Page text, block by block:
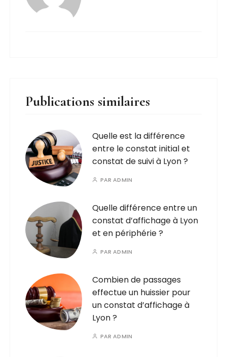
Publications similaires
Quelle est la différence
entre le constat initial et
constat de suivi à Lyon ?
PARADMIN
Quelle différence entre un
constat d’affichage à Lyon
et en périphérie ?
PARADMIN
Combien de passages
effectue un huissier pour
un constat d’affichage à
Lyon ?
PARADMIN